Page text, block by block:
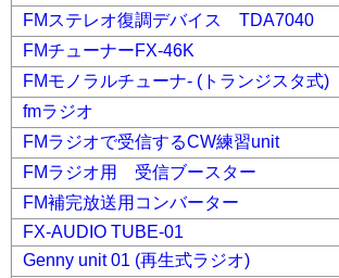
FMステレオ復調デバイス TDA7040
FMチューナーFX-46K
FMモノラルチューナ- (トランジスタ式)
fmラジオ
FMラジオで受信するCW練習unit
FMラジオ用 受信ブースター
FM補完放送用コンバーター
FX-AUDIO TUBE-01
Genny unit 01 (再生式ラジオ)